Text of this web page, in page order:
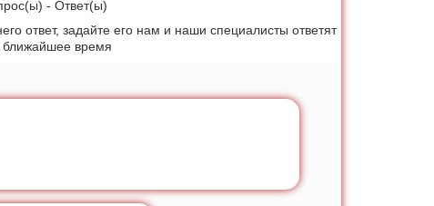
- Ответ(ы)
ответ, задайте его нам и наши специалисты ответят
время